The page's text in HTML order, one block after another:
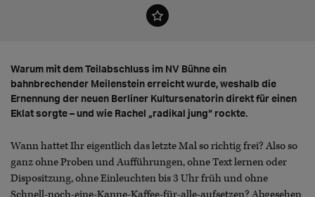
Warum mit dem Teilabschluss im NV Bühne ein
bahnbrechender Meilenstein erreicht wurde, weshalb die
Ernennung der neuen Berliner Kultursenatorin direkt für einen
Eklat sorgte – und wie Rachel „radikal jung“ rockte.
Wann hattet Ihr eigentlich das letzte Mal so richtig frei? Also so
ganz ohne Proben und Aufführungen, ohne Text lernen oder
Dispositzung, ohne Einleuchten bis 3 Uhr früh und ohne